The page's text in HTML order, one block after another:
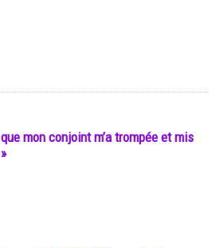
mon conjoint m’a trompée et mis